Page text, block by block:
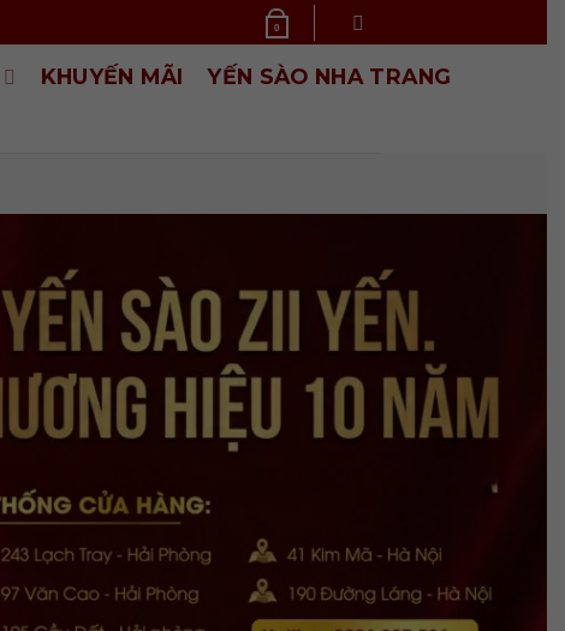
0
KHUYẾN MÃI
YẾN SÀO NHA TRANG